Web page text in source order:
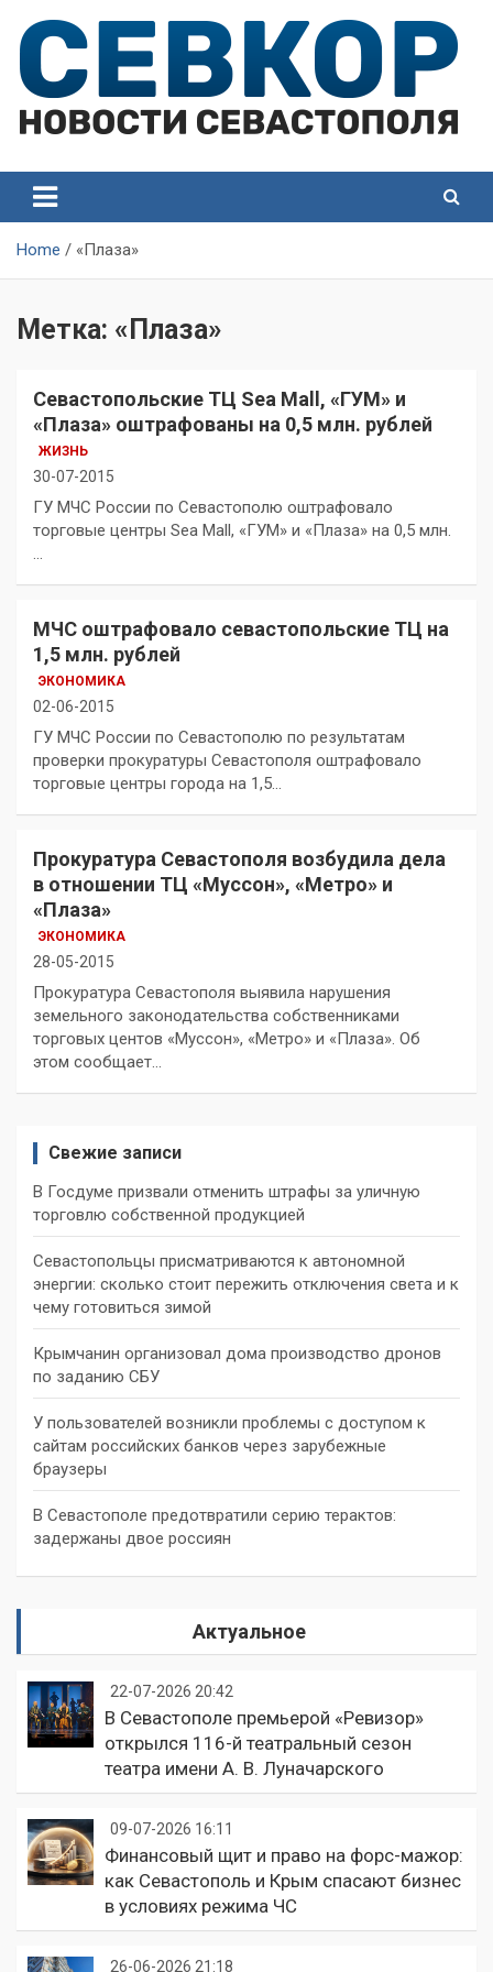
content
Севастополя
Севастополя
Home «Плаза»
Метка: «Плаза»
Севастопольские ТЦ Sea Mall, «ГУМ» и
«Плаза» оштрафованы на 0,5 млн. рублей
ЖИЗНЬ
30-07-2015
ГУ МЧС России по Севастополю оштрафовало
торговые центры Sea Mall, «ГУМ» и «Плаза» на 0,5 млн.
…
МЧС оштрафовало севастопольские ТЦ на
1,5 млн. рублей
ЭКОНОМИКА
02-06-2015
ГУ МЧС России по Севастополю по результатам
проверки прокуратуры Севастополя оштрафовало
торговые центры города на 1,5…
Прокуратура Севастополя возбудила дела
в отношении ТЦ «Муссон», «Метро» и
«Плаза»
ЭКОНОМИКА
28-05-2015
Прокуратура Севастополя выявила нарушения
земельного законодательства собственниками
торговых центов «Муссон», «Метро» и «Плаза». Об
этом сообщает…
Свежие записи
В Госдуме призвали отменить штрафы за уличную
торговлю собственной продукцией
Севастопольцы присматриваются к автономной
энергии: сколько стоит пережить отключения света и к
чему готовиться зимой
Крымчанин организовал дома производство дронов
по заданию СБУ
У пользователей возникли проблемы с доступом к
сайтам российских банков через зарубежные
браузеры
В Севастополе предотвратили серию терактов:
задержаны двое россиян
Актуальное
22-07-2026 20:42
В Севастополе премьерой «Ревизор»
открылся 116-й театральный сезон
театра имени А. В. Луначарского
09-07-2026 16:11
Финансовый щит и право на форс-мажор:
как Севастополь и Крым спасают бизнес
в условиях режима ЧС
26-06-2026 21:18